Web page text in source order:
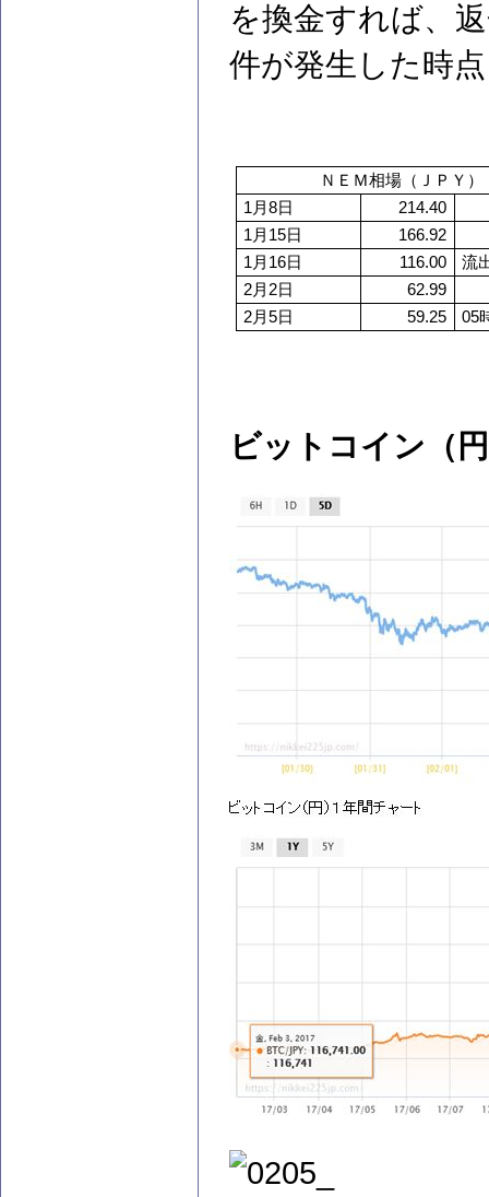
を換金すれば、
件が発生した時
ＮＥＭ相場（ＪＰＹ）
1 月8日
214.40
1 月15日
166.92
1 月16日 116.00
流
2月2日
62.99
2月5日 59.25 05
ビットコイン（